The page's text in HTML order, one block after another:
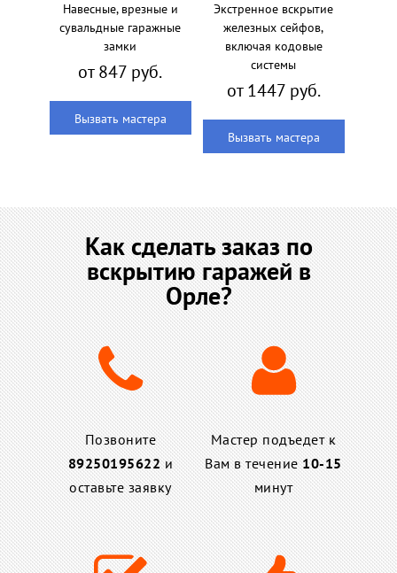
Навесные, врезные и
сувальдные гаражные
замки
от 847 руб.
Вызвать мастера
Экстренное вскрытие
железных сейфов,
включая кодовые
системы
от 1447 руб.
Вызвать мастера
Как сделать заказ по
вскрытию гаражей в
Орле?
Позвоните
89250195622 и
оставьте заявку
Мастер подъедет к
Вам в течение10-15
минут